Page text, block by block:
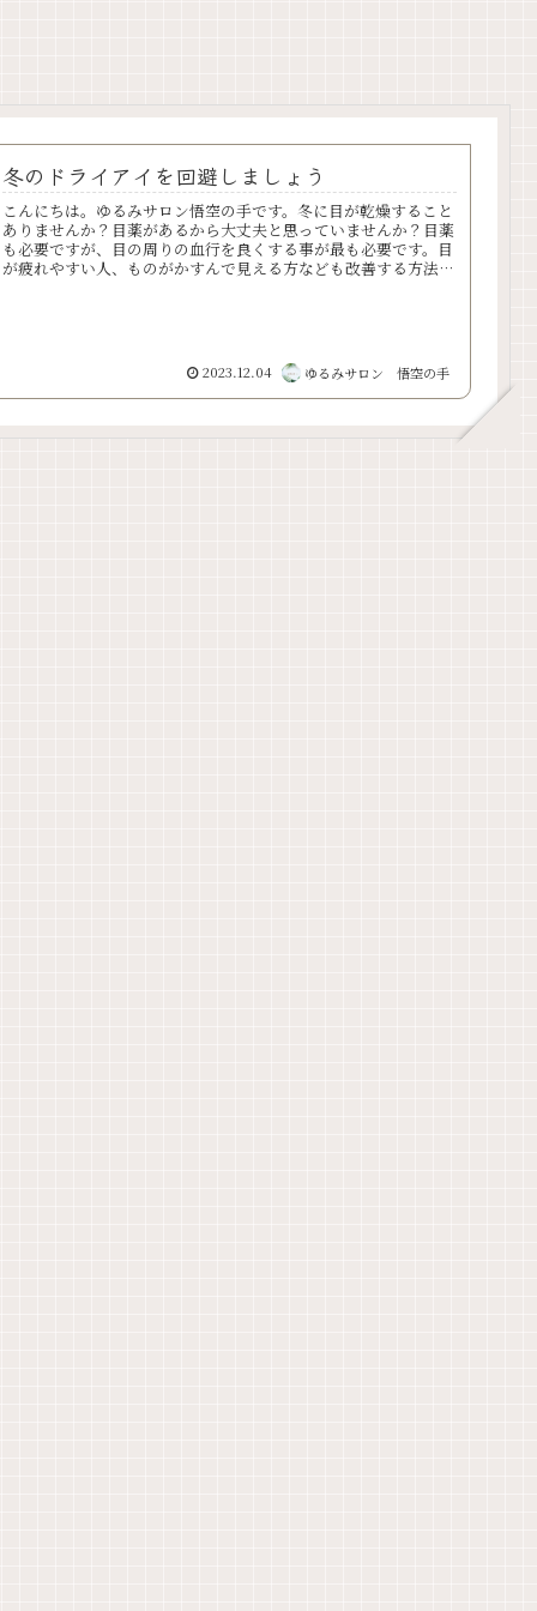
冬のドライアイを回避しましょう
こんにちは。ゆるみサロン悟空の手です。冬に目が乾燥すること
ありませんか？目薬があるから大丈夫と思っていませんか？目薬
も必要ですが、目の周りの血行を良くする事が最も必要です。目
が疲れやすい人、ものがかすんで見える方なども改善する方法を
2023.12.04 ゆるみサロン 悟空の手